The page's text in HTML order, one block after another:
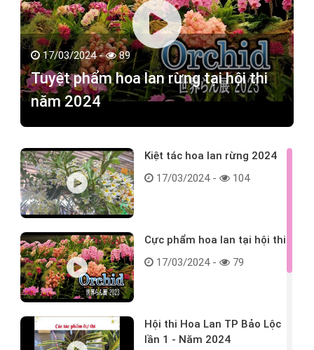
17/03/2024 - 89
Tuyệt phẩm hoa lan rừng tại hội thi
năm 2024
Kiệt tác hoa lan rừng 2024
17/03/2024 -
104
Cực phẩm hoa lan tại hội thi
17/03/2024 -
79
Hội thi Hoa Lan TP Bảo Lộc
lần 1 - Năm 2024